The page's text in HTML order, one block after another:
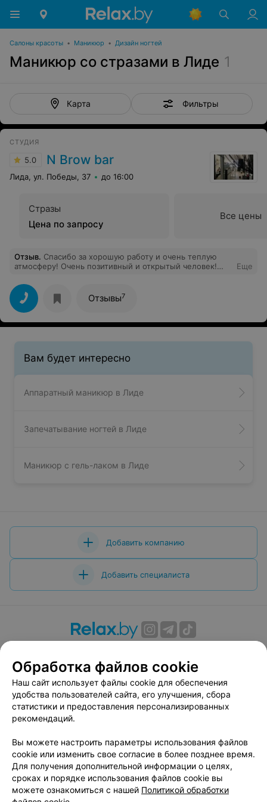
Салоны красоты • Маникюр • Дизайн ногтей
Маникюр со стразами в Лиде 1
Карта Фильтры
СТУДИЯ
5.0 N Brow bar
Лида, ул. Победы, 37 до 16:00
Стразы
Цена по запросу
Все цены
Отзыв. Спасибо за хорошую работу и очень теплую
атмосферу! Очень позитивный и открытый человек!
Еще
Отзывы7
Вам будет интересно
Аппаратный маникюр в Лиде
Запечатывание ногтей в Лиде
Маникюр с гель-лаком в Лиде
Добавить компанию
Добавить специалиста
Вакансии
Публичный договор
Способы оплаты
Публичный договор по использованию сервиса
«Афиша»
Пользовательское соглашение
Связаться по вопросам сотрудничества
Написать руководителю relax.by
Персональные настройки cookie
Обработка персональных данных
Обработка файлов cookie
Наш сайт использует файлы cookie для обеспечения
удобства пользователей сайта, его улучшения, сбора
статистики и предоставления персонализированных
рекомендаций.
Вы можете настроить параметры использования файлов
cookie или изменить свое согласие в более позднее время.
Для получения дополнительной информации о целях,
сроках и порядке использования файлов cookie вы
можете ознакомиться с нашей Политикой обработки